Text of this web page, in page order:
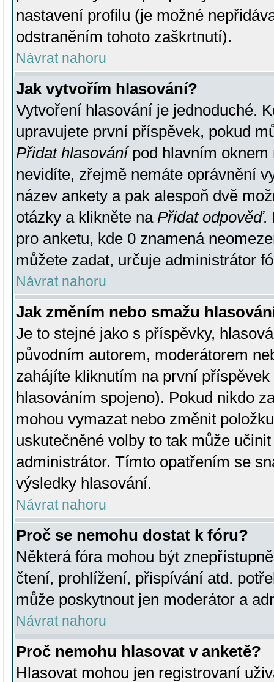
nastavení profilu (je možné
odstraněním tohoto zaškrtnutí).
Návrat nahoru
Jak vytvořím hlasování?
Vytvoření hlasování je jednoduché.
upravujete první příspěvek, pokud
Přidat hlasovánípod hlavním oknem
nevidíte, zřejmě nemáte oprávnění
název ankety a pak alespoň dvě
otázky a klikněte na Přidat odpověď.
pro anketu, kde 0 znamená
můžete zadat, určuje administrátor
Návrat nahoru
Jak změním nebo smažu
Je to stejné jako s příspěvky,
původním autorem, moderátorem
zahájíte kliknutím na první
hlasováním spojeno). Pokud nikdo
mohou vymazat nebo změnit
uskutečněné volby to tak může
administrátor. Tímto opatřením se
výsledky hlasování.
Návrat nahoru
Proč se nemohu dostat k fóru?
Některá fóra mohou být
čtení, prohlížení, přispívání atd.
může poskytnout jen moderátor a
Návrat nahoru
Proč nemohu hlasovat v anketě?
Hlasovat mohou jen registrovaní